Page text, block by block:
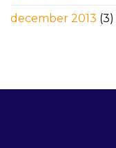
december 2013 (3)